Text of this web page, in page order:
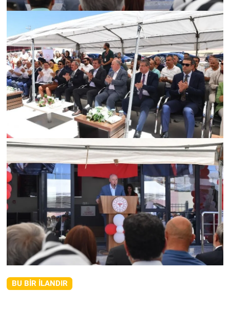
BU BIR İLANDIR